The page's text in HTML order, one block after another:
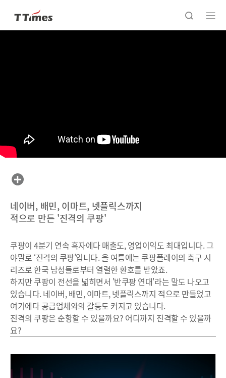
네이버, 배민, 이마트, 넷플릭스까지
적으로 만든 '진격의 쿠팡'
쿠팡이 4분기 연속 흑자에다 매출도, 영업이익도 최대입니다. 그
야말로 ‘진격의 쿠팡’입니다. 올 여름에는 쿠팡플레이의 축구 시
리즈로 한국 남성들로부터 열렬한 환호를 받았죠.
하지만 쿠팡이 전선을 넓히면서 '반쿠팡 연대'라는 말도 나오고
있습니다. 네이버, 배민, 이마트, 넷플릭스까지 적으로 만들었고
여기에다 공급업체와의 갈등도 커지고 있습니다.
진격의 쿠팡은 순항할 수 있을까요? 어디까지 진격할 수 있을까
요?